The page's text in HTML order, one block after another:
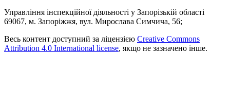
Управління інспекційної діяльності у Запорізькій області
69067, м. Запоріжжя, вул. Мирослава Симчича, 56;
Весь контент доступний за ліцензією Creative Commons
Attribution 4.0 International license, якщо не зазначено інше.